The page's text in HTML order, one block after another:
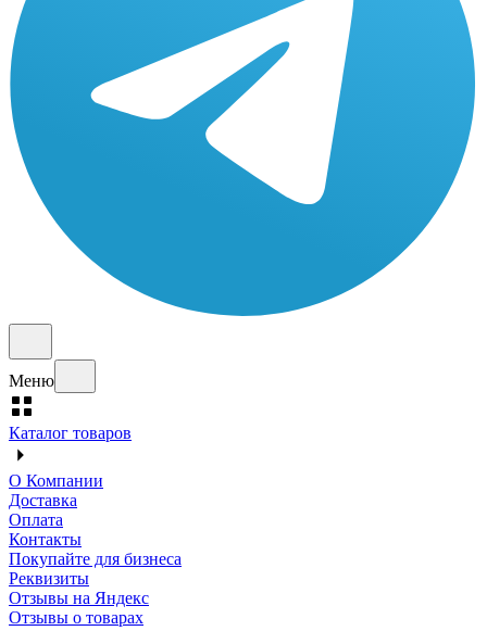
Меню
Каталог товаров
О Компании
Доставка
Оплата
Контакты
Покупайте для бизнеса
Реквизиты
Отзывы на Яндекс
Отзывы о товарах